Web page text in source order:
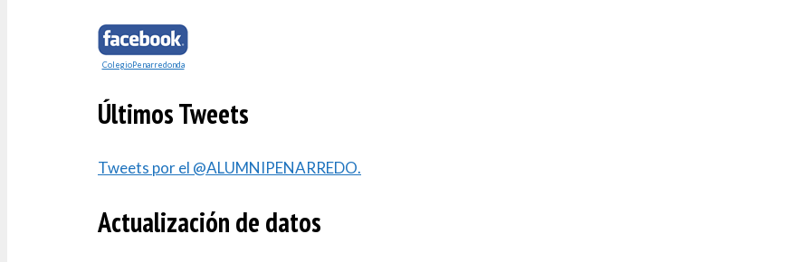
ColegioPenarredonda
Últimos Tweets
Tweets por el @ALUMNIPENARREDO.
Actualización de datos